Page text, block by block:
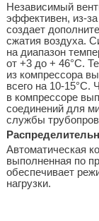
Независимый
эффективен, из-за
создает
сжатия воздуха.
на диапазон
от +3 до + 46°С.
из компрессора
всего на 10-15°С.
в компрессоре
соединений для
службы
Автоматическая
выполненная по
обеспечивает
нагрузки.